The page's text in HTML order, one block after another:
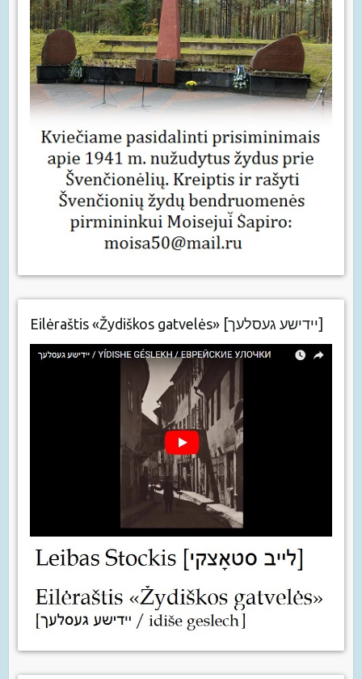
Eilėraštis «Žydiškos gatvelės» [יידישע געסלעך]